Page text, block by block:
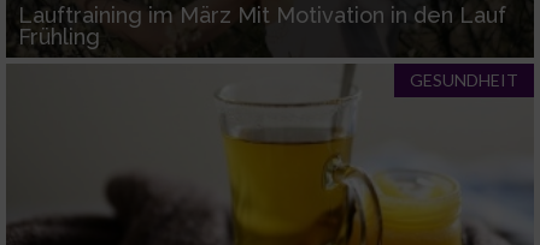
Lauftraining im März Mit Motivation in den Lauf
Frühling
GESUNDHEIT
Informationen identifizieren
Nicht-IAB-Verarbeitungszwecke:
Performance